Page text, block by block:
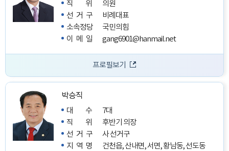
직위의원
선거구
비례대표
소속정당
국민의힘
이메일
gang6901@hanmail.net
프로필보기
박승직
대수7대
직위후반기 의장
선거구
사 선거구
지역명
건천읍, 산내면, 서면, 황남동, 선도동